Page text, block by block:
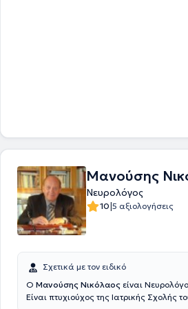
Μανούσης
Νευρολόγος
10|5 αξιολογήσεις
Σχετικά με τον ειδικό
Ο Μανούσης Νικόλαος είναι
Είναι πτυχιούχος της Ιατρικής Σχολής